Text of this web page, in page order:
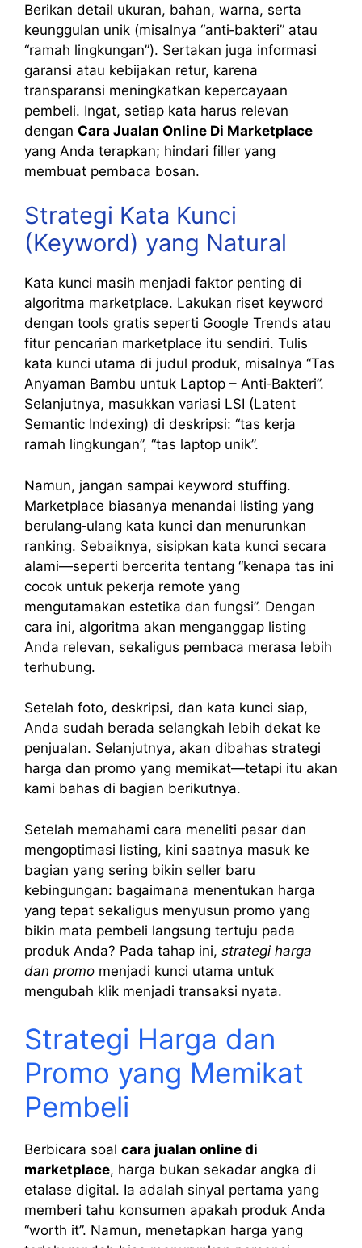
Berikan detail ukuran, bahan, warna, serta
keunggulan unik (misalnya “anti‑bakteri” atau
“ramah lingkungan”). Sertakan juga informasi
garansi atau kebijakan retur, karena
transparansi meningkatkan kepercayaan
pembeli. Ingat, setiap kata harus relevan
dengan Cara Jualan Online Di Marketplace
yang Anda terapkan; hindari filler yang
membuat pembaca bosan.
Strategi Kata Kunci
(Keyword) yang Natural
Kata kunci masih menjadi faktor penting di
algoritma marketplace. Lakukan riset keyword
dengan tools gratis seperti Google Trends atau
fitur pencarian marketplace itu sendiri. Tulis
kata kunci utama di judul produk, misalnya “Tas
Anyaman Bambu untuk Laptop – Anti‑Bakteri”.
Selanjutnya, masukkan variasi LSI (Latent
Semantic Indexing) di deskripsi: “tas kerja
ramah lingkungan”, “tas laptop unik”.
Namun, jangan sampai keyword stuffing.
Marketplace biasanya menandai listing yang
berulang‑ulang kata kunci dan menurunkan
ranking. Sebaiknya, sisipkan kata kunci secara
alami—seperti bercerita tentang “kenapa tas ini
cocok untuk pekerja remote yang
mengutamakan estetika dan fungsi”. Dengan
cara ini, algoritma akan menganggap listing
Anda relevan, sekaligus pembaca merasa lebih
terhubung.
Setelah foto, deskripsi, dan kata kunci siap,
Anda sudah berada selangkah lebih dekat ke
penjualan. Selanjutnya, akan dibahas strategi
harga dan promo yang memikat—tetapi itu akan
kami bahas di bagian berikutnya.
Setelah memahami cara meneliti pasar dan
mengoptimasi listing, kini saatnya masuk ke
bagian yang sering bikin seller baru
kebingungan: bagaimana menentukan harga
yang tepat sekaligus menyusun promo yang
bikin mata pembeli langsung tertuju pada
produk Anda? Pada tahap ini, strategi harga
dan promo menjadi kunci utama untuk
mengubah klik menjadi transaksi nyata.
Strategi Harga dan
Promo yang Memikat
Pembeli
Berbicara soal cara jualan online di
marketplace, harga bukan sekadar angka di
etalase digital. Ia adalah sinyal pertama yang
memberi tahu konsumen apakah produk Anda
“worth it”. Namun, menetapkan harga yang